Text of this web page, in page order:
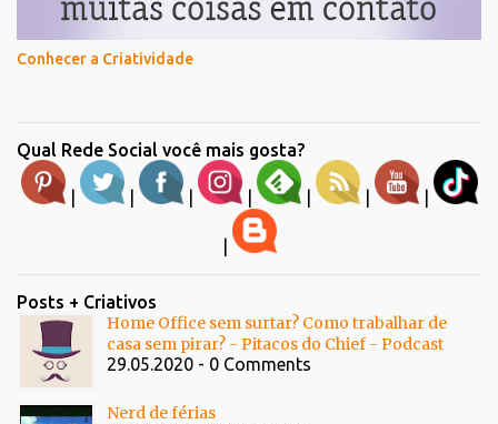
Conhecer a Criatividade
Qual Rede Social você mais gosta?
| | | | | | |
Posts + Criativos
Home Office sem surtar? Como trabalhar de
casa sem pirar? - Pitacos do Chief - Podcast
29.05.2020 - 0 Comments
Nerd de férias